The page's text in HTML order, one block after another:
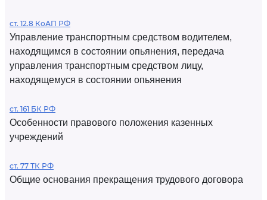
ст. 12.8 КоАП РФ
Управление транспортным средством водителем,
находящимся в состоянии опьянения, передача
управления транспортным средством лицу,
находящемуся в состоянии опьянения
ст. 161 БК РФ
Особенности правового положения казенных
учреждений
ст. 77 ТК РФ
Общие основания прекращения трудового договора